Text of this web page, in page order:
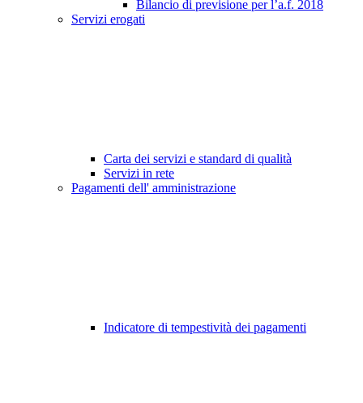
Bilancio di previsione per l’a.f. 2018
Servizi erogati
Carta dei servizi e standard di qualità
Servizi in rete
Pagamenti dell' amministrazione
Indicatore di tempestività dei pagamenti